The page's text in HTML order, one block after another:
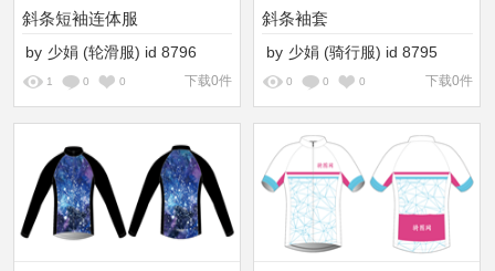
斜条短袖连体服
by 少娟 (轮滑服) id 8796
1 0 0 下载0件
斜条袖套
by 少娟 (骑行服) id 8795
0 0 0 下载0件